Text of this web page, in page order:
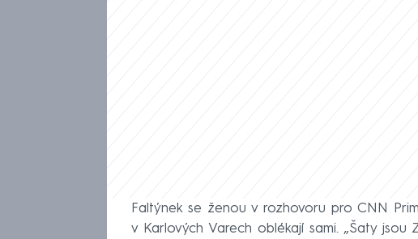
Faltýnek se ženou v rozhovoru pro CNN
v Karlových Varech oblékají sami. „Šaty jsou